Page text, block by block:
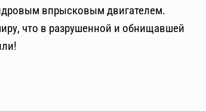
впрысковым двигателем.
что в разрушенной и обнищавшей